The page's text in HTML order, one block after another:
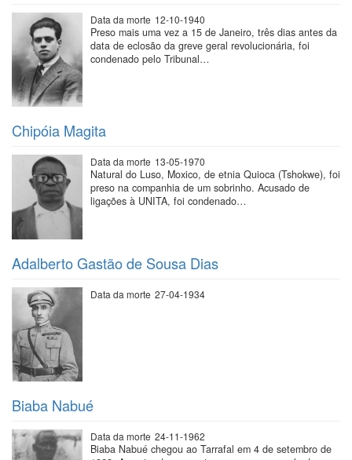
Data da morte 12-10-1940
Preso mais uma vez a 15 de Janeiro, três dias antes da
data de eclosão da greve geral revolucionária, foi
condenado pelo Tribunal…
Chipóia Magita
Data da morte 13-05-1970
Natural do Luso, Moxico, de etnia Quioca (Tshokwe), foi
preso na companhia de um sobrinho. Acusado de
ligações à UNITA, foi condenado…
Adalberto Gastão de Sousa Dias
Data da morte 27-04-1934
Biaba Nabué
Data da morte 24-11-1962
Biaba Nabué chegou ao Tarrafal em 4 de setembro de